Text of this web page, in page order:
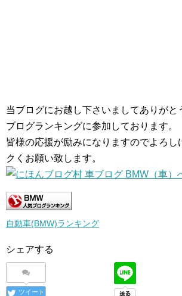
当ブログにお越し下さいましてありがと
ブログランキングに参加しております。
皆様の応援が励みになりますのでよろし
クくお願い致します。
自動車(BMW)ランキング
シェアする
ツイート